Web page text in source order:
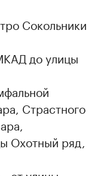
Сокольники
до улицы
Страстного
Охотный ряд,